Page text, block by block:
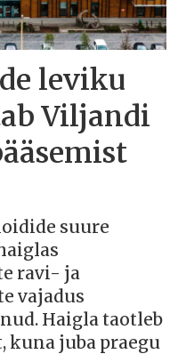
leviku
Viljandi
suure
ravi- ja
vajadus
Haigla taotleb
kuna juba praegu